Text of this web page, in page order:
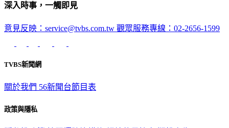
深入時事，一觸即見
意見反映：service@tvbs.com.tw 觀眾服務專線：02-2656-1599
TVBS新聞網
關於我們 56新聞台節目表
政策與隱私